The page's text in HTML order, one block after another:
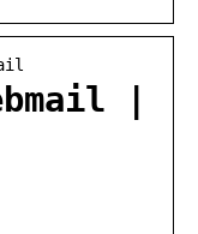
|